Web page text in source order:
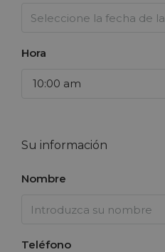
Hora
10:00 am
Su información
Nombre
Teléfono